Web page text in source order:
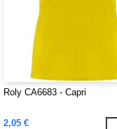
Roly CA6683 - Capri
2,05 €